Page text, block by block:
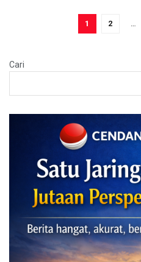
1 2 …
Cari